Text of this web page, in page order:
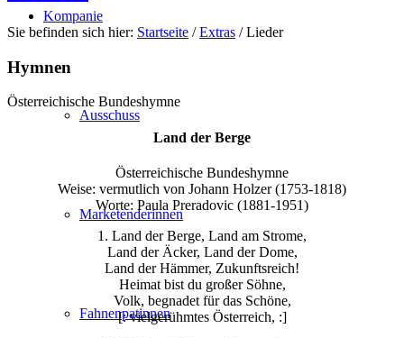
Kompanie
Ausschuss
Marketenderinnen
Fahnenpatinnen
Sie befinden sich hier: Startseite / Extras / Lieder
Hymnen
Österreichische Bundeshymne
Land der Berge
Österreichische Bundeshymne
Weise: vermutlich von Johann Holzer (1753-1818)
Worte: Paula Preradovic (1881-1951)
1. Land der Berge, Land am Strome,
Land der Äcker, Land der Dome,
Land der Hämmer, Zukunftsreich!
Heimat bist du großer Söhne,
Volk, begnadet für das Schöne,
[: vielgerühmtes Österreich, :]